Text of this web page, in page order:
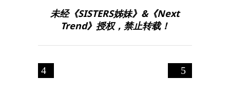
未经《SISTERS姊妹》&《Next
Trend》授权，禁止转载！